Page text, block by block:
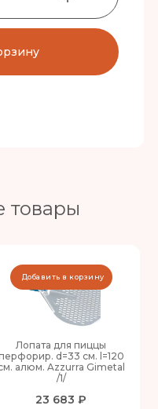
товары
Лопата для пиццы
d=33 см. l=120
алюм. Azzurra Gimetal
/1/
23 683 ₽
Добавить в корзину